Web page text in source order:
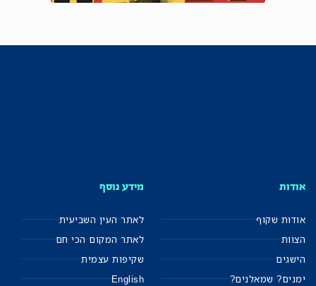
אודות
אודות שקוף
הצוות
הישגים
ימנים? שמאלנים?
מידע נוסף
לאתר העין השביעית
לאתר המקום הכי חם
שקיפות עצמית
English